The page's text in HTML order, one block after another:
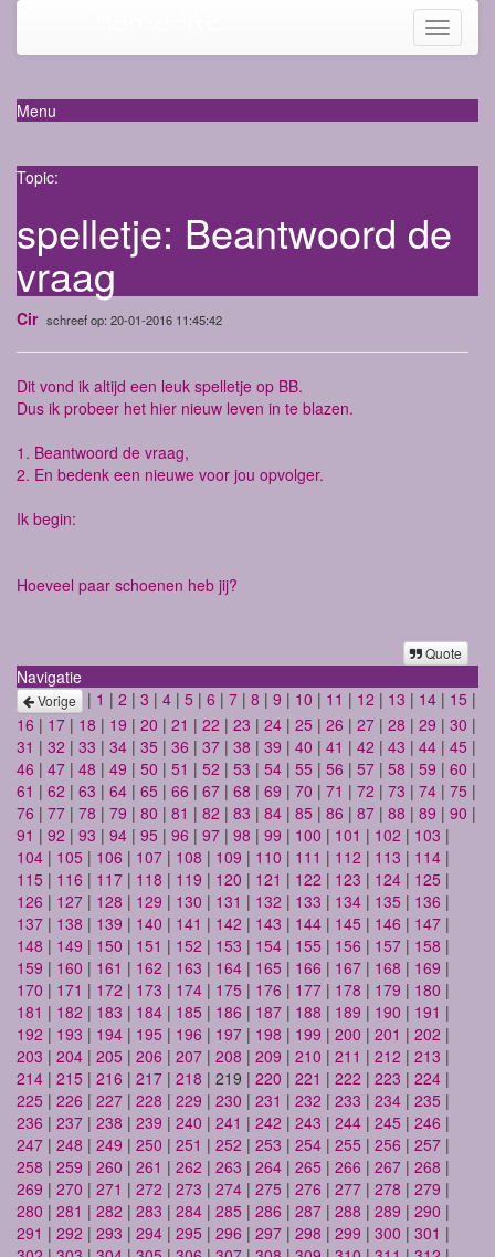
Toggle
Menu
Topic:
spelletje: Beantwoord de
vraag
Cir schreef op: 20-01-2016 11:45:42
Dit vond ik altijd een leuk spelletje op BB.
Dus ik probeer het hier nieuw leven in te blazen.
1. Beantwoord de vraag,
2. En bedenk een nieuwe voor jou opvolger.
Ik begin:
Hoeveel paar schoenen heb jij?
Quote
Navigatie
Vorige | 1 | 2 | 3 | 4 | 5 | 6 | 7 | 8 | 9 | 10 | 11 | 12 | 13 | 14 | 15 |
16 | 17 | 18 | 19 | 20 | 21 | 22 | 23 | 24 | 25 | 26 | 27 | 28 | 29 | 30 |
31 | 32 | 33 | 34 | 35 | 36 | 37 | 38 | 39 | 40 | 41 | 42 | 43 | 44 | 45 |
46 | 47 | 48 | 49 | 50 | 51 | 52 | 53 | 54 | 55 | 56 | 57 | 58 | 59 | 60 |
61 | 62 | 63 | 64 | 65 | 66 | 67 | 68 | 69 | 70 | 71 | 72 | 73 | 74 | 75 |
76 | 77 | 78 | 79 | 80 | 81 | 82 | 83 | 84 | 85 | 86 | 87 | 88 | 89 | 90 |
91 | 92 | 93 | 94 | 95 | 96 | 97 | 98 | 99 | 100 | 101 | 102 | 103 |
104 | 105 | 106 | 107 | 108 | 109 | 110 | 111 | 112 | 113 | 114 |
115 | 116 | 117 | 118 | 119 | 120 | 121 | 122 | 123 | 124 | 125 |
126 | 127 | 128 | 129 | 130 | 131 | 132 | 133 | 134 | 135 | 136 |
137 | 138 | 139 | 140 | 141 | 142 | 143 | 144 | 145 | 146 | 147 |
148 | 149 | 150 | 151 | 152 | 153 | 154 | 155 | 156 | 157 | 158 |
159 | 160 | 161 | 162 | 163 | 164 | 165 | 166 | 167 | 168 | 169 |
170 | 171 | 172 | 173 | 174 | 175 | 176 | 177 | 178 | 179 | 180 |
181 | 182 | 183 | 184 | 185 | 186 | 187 | 188 | 189 | 190 | 191 |
192 | 193 | 194 | 195 | 196 | 197 | 198 | 199 | 200 | 201 | 202 |
203 | 204 | 205 | 206 | 207 | 208 | 209 | 210 | 211 | 212 | 213 |
214 | 215 | 216 | 217 | 218 | 219 | 220 | 221 | 222 | 223 | 224 |
225 | 226 | 227 | 228 | 229 | 230 | 231 | 232 | 233 | 234 | 235 |
236 | 237 | 238 | 239 | 240 | 241 | 242 | 243 | 244 | 245 | 246 |
247 | 248 | 249 | 250 | 251 | 252 | 253 | 254 | 255 | 256 | 257 |
258 | 259 | 260 | 261 | 262 | 263 | 264 | 265 | 266 | 267 | 268 |
269 | 270 | 271 | 272 | 273 | 274 | 275 | 276 | 277 | 278 | 279 |
280 | 281 | 282 | 283 | 284 | 285 | 286 | 287 | 288 | 289 | 290 |
291 | 292 | 293 | 294 | 295 | 296 | 297 | 298 | 299 | 300 | 301 |